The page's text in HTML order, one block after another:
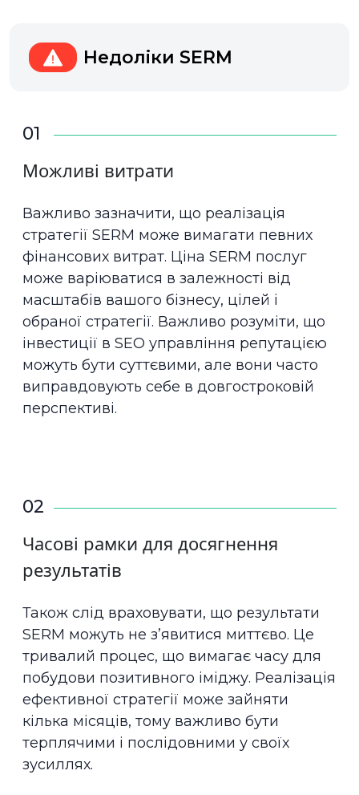
Недоліки SERM
01
Можливі витрати
Важливо зазначити, що реалізація
стратегії SERM може вимагати певних
фінансових витрат. Ціна SERM послуг
може варіюватися в залежності від
масштабів вашого бізнесу, цілей і
обраної стратегії. Важливо розуміти, що
інвестиції в SEO управління репутацією
можуть бути суттєвими, але вони часто
виправдовують себе в довгостроковій
перспективі.
02
Часові рамки для досягнення
результатів
Також слід враховувати, що результати
SERM можуть не з’явитися миттєво. Це
тривалий процес, що вимагає часу для
побудови позитивного іміджу. Реалізація
ефективної стратегії може зайняти
кілька місяців, тому важливо бути
терплячими і послідовними у своїх
зусиллях.